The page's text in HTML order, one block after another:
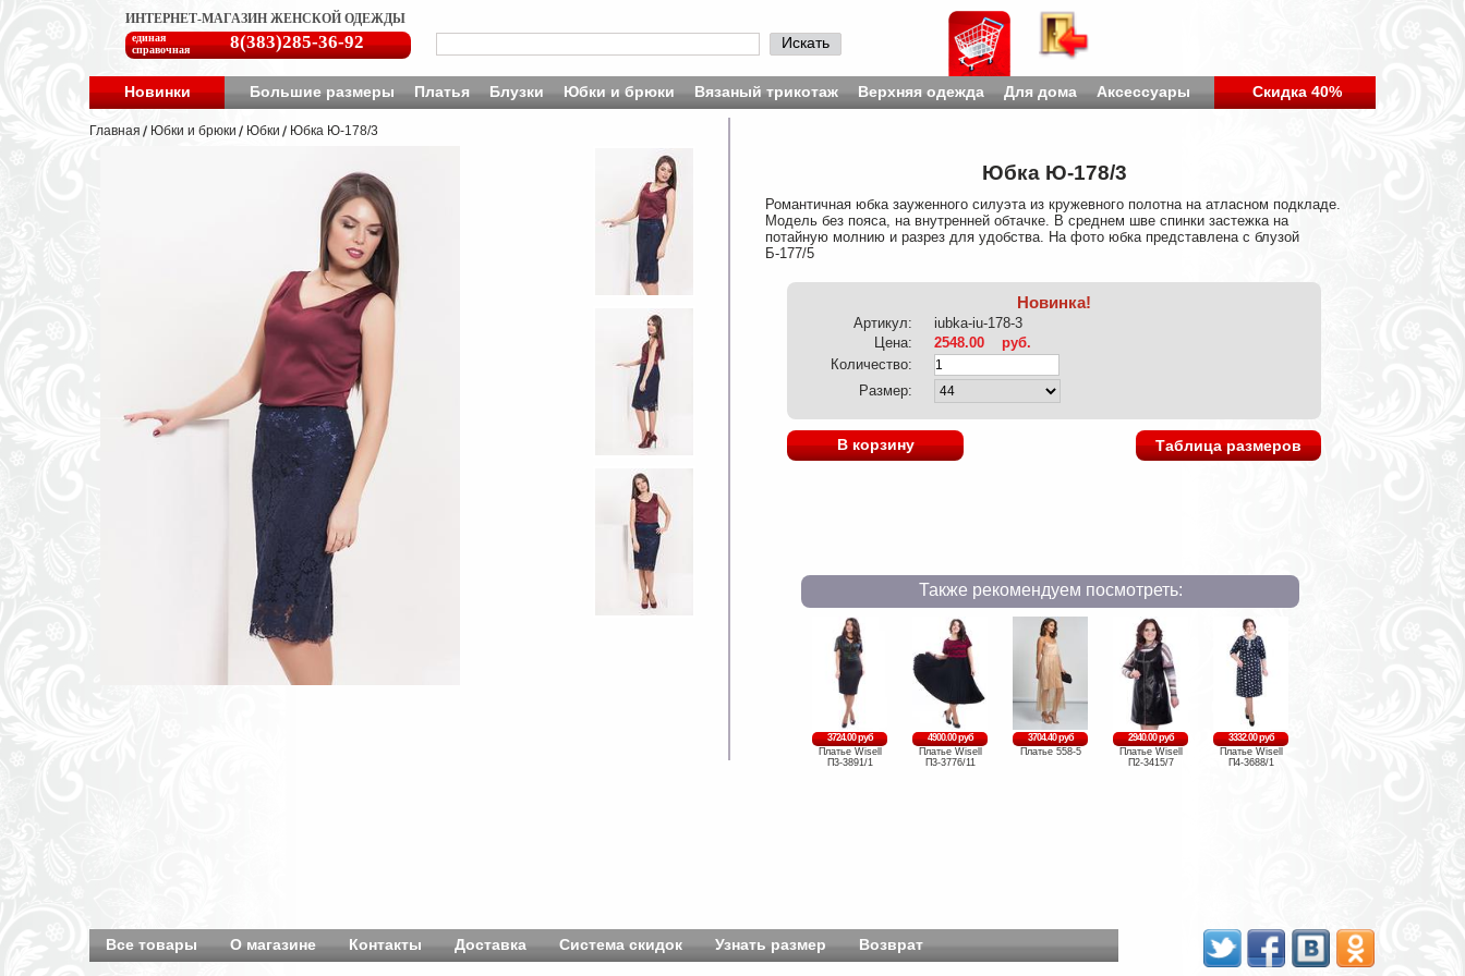
ИНТЕРНЕТ-МАГАЗИН ЖЕНСКОЙ ОДЕЖДЫ
единая
справочная
8(383)285-36-92 Искать
Новинки Большие размеры Платья Блузки Юбки и брюки Вязаный трикотаж Верхняя одежда Для дома Аксессуары Скидка 40%
Главная Юбки и брюки Юбки Юбка Ю-178/3
Юбка Ю-178/3
Романтичная юбка зауженного силуэта из кружевного полотна на атласном подкладе.
Модель без пояса, на внутренней обтачке. В среднем шве спинки застежка на
потайную молнию и разрез для удобства. На фото юбка представлена с блузой
Б-177/5
Новинка!
Артикул:
iubka-iu-178-3
Цена:
2548.00
руб.
Количество:
Размер:
В корзину Таблица размеров
Также рекомендуем посмотреть:
3724.00 руб
Платье Wisell
П3-3891/1
4900.00 руб
Платье Wisell
П3-3776/11
3704.40 руб
Платье 558-5
2940.00 руб
Платье Wisell
П2-3415/7
3332.00 руб
Платье Wisell
П4-3688/1
Все товары О магазине Контакты Доставка Система скидок Узнать размер Возврат